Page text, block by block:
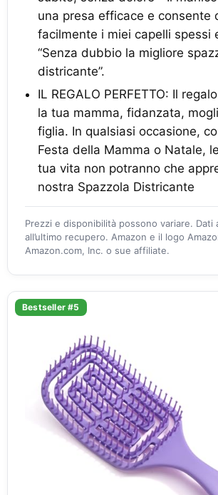
una presa efficace e consente
facilmente i miei capelli spessi
“Senza dubbio la migliore
districante”.
IL REGALO PERFETTO: Il
la tua mamma, fidanzata,
figlia. In qualsiasi occasione,
Festa della Mamma o Natale,
tua vita non potranno che
nostra Spazzola Districante
Prezzi e disponibilità possono variare. Dati
all’ultimo recupero. Amazon e il logo
Amazon.com, Inc. o sue affiliate.
Bestseller #5